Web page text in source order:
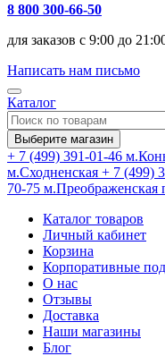
8 800 300-66-50
для заказов с 9:00 до
Написать нам письмо
Каталог
Выберите магазин
+ 7 (499) 391-01-46
м.Сходненская + 7 (499)
70-75 м.Преображенская
Каталог товаров
Личный кабинет
Корзина
Корпоративные
О нас
Отзывы
Доставка
Наши магазины
Блог